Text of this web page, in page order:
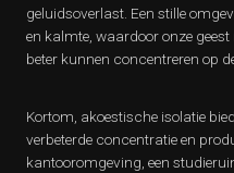
geluidsoverlast. Een stille
en kalmte, waardoor onze
beter kunnen concentreren op
Kortom, akoestische isolatie
verbeterde concentratie en
kantooromgeving, een